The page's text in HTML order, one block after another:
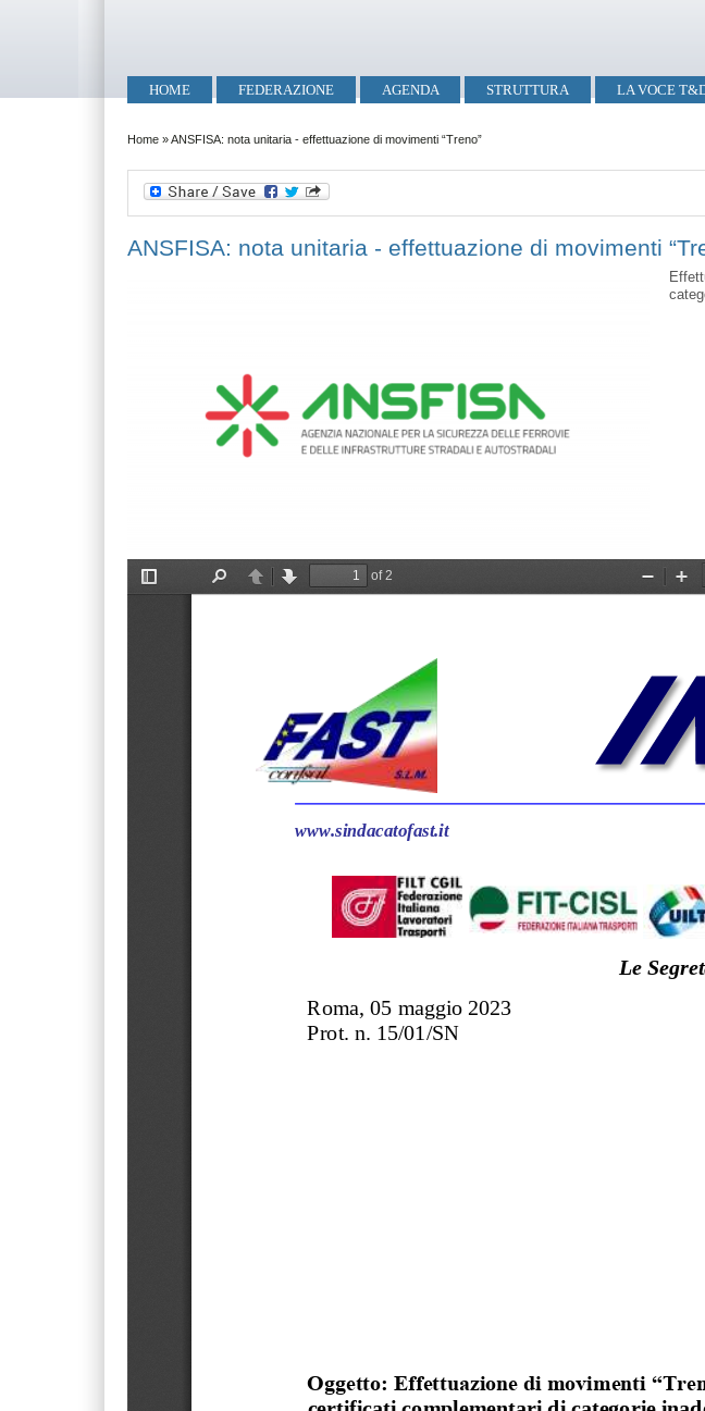
Menu principale
HOME FEDERAZIONE AGENDA STRUTTURA LA VOCE
Tu sei qui
Home »ANSFISA: nota unitaria - effettuazione di movimenti “Treno”
ANSFISA: nota unitaria - effettuazione di movimenti